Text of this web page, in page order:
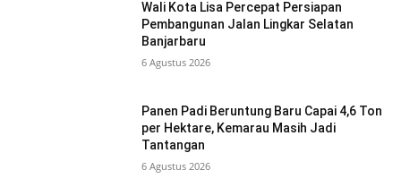
Wali Kota Lisa Percepat Persiapan
Pembangunan Jalan Lingkar Selatan
Banjarbaru
6 Agustus 2026
Panen Padi Beruntung Baru Capai 4,6 Ton
per Hektare, Kemarau Masih Jadi
Tantangan
6 Agustus 2026